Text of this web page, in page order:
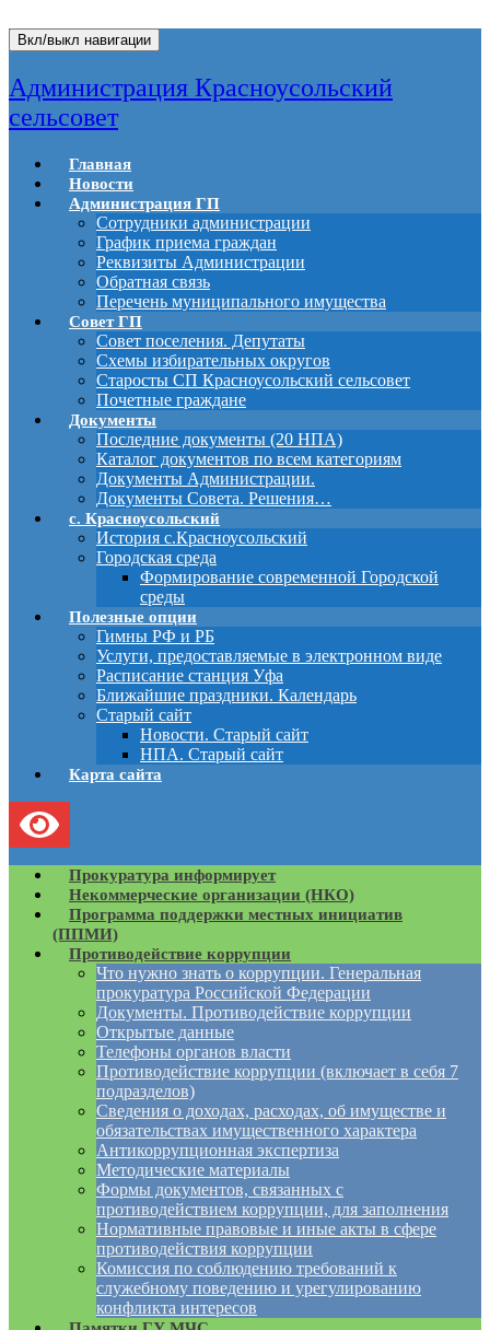
Вкл/выкл навигации
Администрация Красноусольский
сельсовет
Главная
Новости
Администрация ГП
Сотрудники администрации
График приема граждан
Реквизиты Администрации
Обратная связь
Перечень муниципального имущества
Совет ГП
Совет поселения. Депутаты
Схемы избирательных округов
Старосты СП Красноусольский сельсовет
Почетные граждане
Документы
Последние документы (20 НПА)
Каталог документов по всем категориям
Документы Администрации.
Документы Совета. Решения…
с. Красноусольский
История с.Красноусольский
Городская среда
Формирование современной Городской
среды
Полезные опции
Гимны РФ и РБ
Услуги, предоставляемые в электронном виде
Расписание станция Уфа
Ближайшие праздники. Календарь
Старый сайт
Новости. Старый сайт
НПА. Старый сайт
Карта сайта
Прокуратура информирует
Некоммерческие организации (НКО)
Программа поддержки местных инициатив
(ППМИ)
Противодействие коррупции
Что нужно знать о коррупции. Генеральная
прокуратура Российской Федерации
Документы. Противодействие коррупции
Открытые данные
Телефоны органов власти
Противодействие коррупции (включает в себя 7
подразделов)
Сведения о доходах, расходах, об имуществе и
обязательствах имущественного характера
Антикоррупционная экспертиза
Методические материалы
Формы документов, связанных с
противодействием коррупции, для заполнения
Нормативные правовые и иные акты в сфере
противодействия коррупции
Комиссия по соблюдению требований к
служебному поведению и урегулированию
конфликта интересов